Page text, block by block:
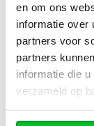
en om ons
informatie over
partners voor
partners
informatie die
verzameld op
Losse voorplaat
installeren, erg blij
Wanneer
uw regio?